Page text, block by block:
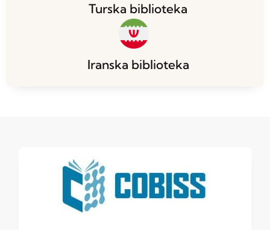
Turska biblioteka
Iranska biblioteka